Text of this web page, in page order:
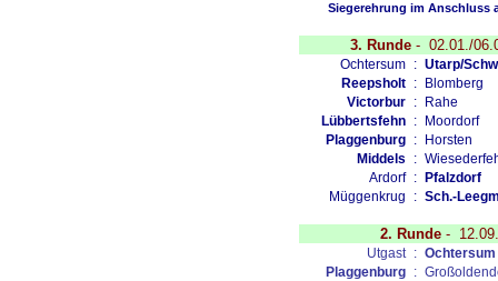
Siegerehrung im Anschluss
3. Runde- 02.01./
Ochtersum : Utarp/
Reepsholt :
Blomberg
Victorbur :
Rahe
Lübbertsfehn :
Moordorf
Plaggenburg :
Horsten
Middels
:
Ardorf :
Pfalzdorf
Müggenkrug
: Sch.-
2. Runde-
Utgast : Ochtersum
Plaggenburg :